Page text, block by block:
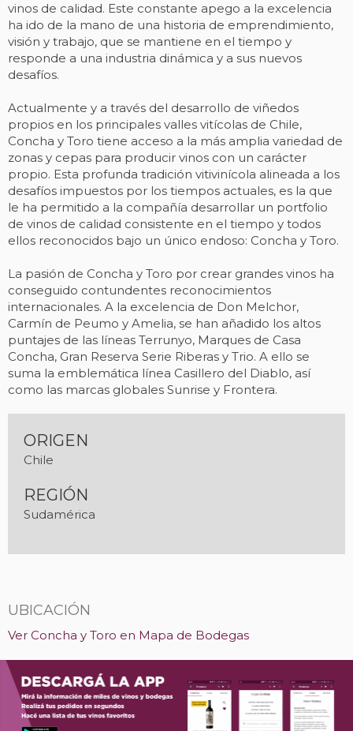
vinos de calidad. Este constante apego a la excelencia
ha ido de la mano de una historia de emprendimiento,
visión y trabajo, que se mantiene en el tiempo y
responde a una industria dinámica y a sus nuevos
desafíos.
Actualmente y a través del desarrollo de viñedos
propios en los principales valles vitícolas de Chile,
Concha y Toro tiene acceso a la más amplia variedad de
zonas y cepas para producir vinos con un carácter
propio. Esta profunda tradición vitivinícola alineada a los
desafíos impuestos por los tiempos actuales, es la que
le ha permitido a la compañía desarrollar un portfolio
de vinos de calidad consistente en el tiempo y todos
ellos reconocidos bajo un único endoso: Concha y Toro.
La pasión de Concha y Toro por crear grandes vinos ha
conseguido contundentes reconocimientos
internacionales. A la excelencia de Don Melchor,
Carmín de Peumo y Amelia, se han añadido los altos
puntajes de las líneas Terrunyo, Marques de Casa
Concha, Gran Reserva Serie Riberas y Trio. A ello se
suma la emblemática línea Casillero del Diablo, así
como las marcas globales Sunrise y Frontera.
ORIGEN
Chile
REGIÓN
Sudamérica
UBICACIÓN
Ver Concha y Toro en Mapa de Bodegas